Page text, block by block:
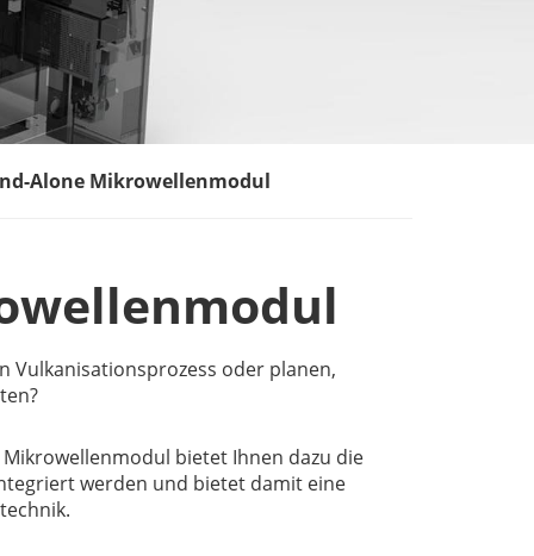
Alone Mikrowellenmodul
Vulkanisationsprozess oder planen,
bietet Ihnen dazu die
werden und bietet damit eine